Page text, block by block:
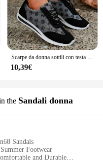
Scarpe da donna sottili con testa tonda incrociata con suola spessa da donna, comode scarpe casual traspiranti resistenti all'usura Zapatos De Mujer
10,39€
the Sandali donna
Sandals
Footwear
and Durable